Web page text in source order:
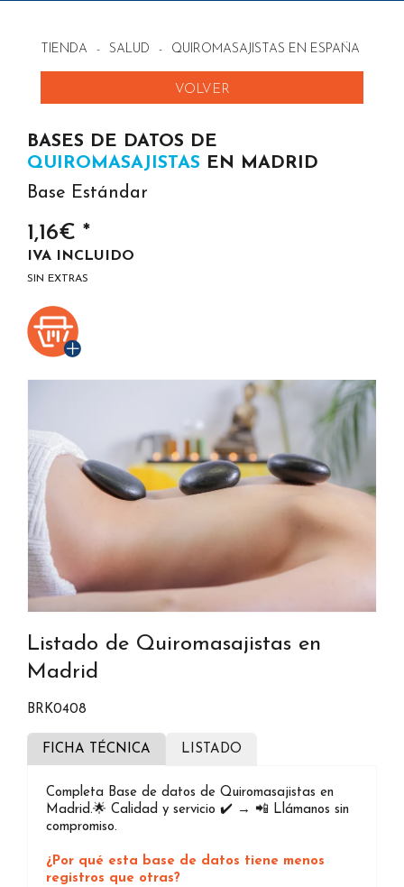
TIENDA - SALUD - QUIROMASAJISTAS EN ESPAÑA
VOLVER
BASES DE DATOS DE
QUIROMASAJISTAS EN MADRID
Base Estándar
1,16€ *
IVA INCLUIDO
SIN EXTRAS
Listado de Quiromasajistas en
Madrid
BRK0408
FICHA TÉCNICA LISTADO
Completa Base de datos de Quiromasajistas en
Madrid.🌟 Calidad y servicio ✔️ → 📲 Llámanos sin
compromiso.
¿Por qué esta base de datos tiene menos
registros que otras?